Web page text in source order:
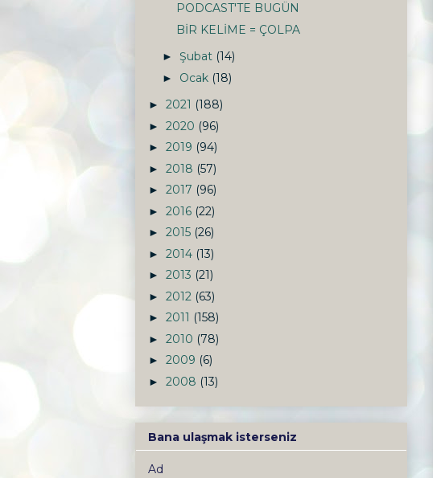
PODCAST'TE BUGÜN
BİR KELİME = ÇOLPA
► Şubat (14)
► Ocak (18)
► 2021 (188)
► 2020 (96)
► 2019 (94)
► 2018 (57)
► 2017 (96)
► 2016 (22)
► 2015 (26)
► 2014 (13)
► 2013 (21)
► 2012 (63)
► 2011 (158)
► 2010 (78)
► 2009 (6)
► 2008 (13)
Bana ulaşmak isterseniz
Ad